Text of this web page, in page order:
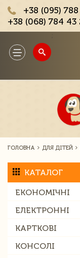
+38 (095)
+38 (068) 784 43
Toggle
navigation
ГОЛОВНА ДЛЯ ДІТЕЙ
КАТАЛОГ
ЕКОНОМІЧНІ
ЕЛЕКТРОННІ
КАРТКОВІ
КОНСОЛІ